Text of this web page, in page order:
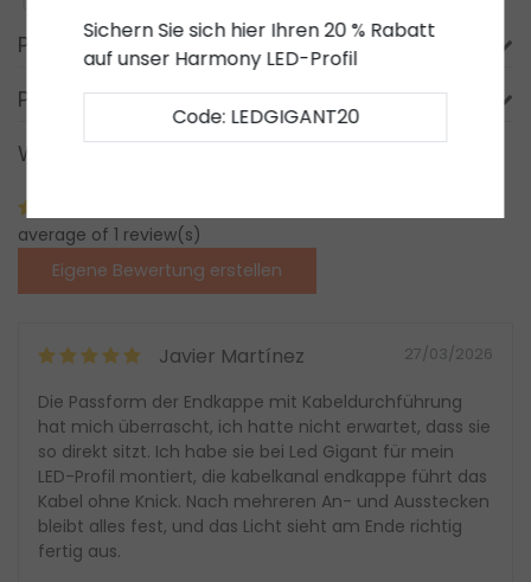
Produktbeschreibung
Produktinformation
Was unsere Kunden sagen
average of 1 review(s)
Eigene Bewertung erstellen
Javier Martínez 27/03/2026
Die Passform der Endkappe mit Kabeldurchführung
hat mich überrascht, ich hatte nicht erwartet, dass sie
so direkt sitzt. Ich habe sie bei Led Gigant für mein
LED-Profil montiert, die kabelkanal endkappe führt das
Kabel ohne Knick. Nach mehreren An- und Ausstecken
bleibt alles fest, und das Licht sieht am Ende richtig
fertig aus.
Sichern Sie sich hier Ihren 20 % Rabatt
auf unser Harmony LED-Profil
Code: LEDGIGANT20